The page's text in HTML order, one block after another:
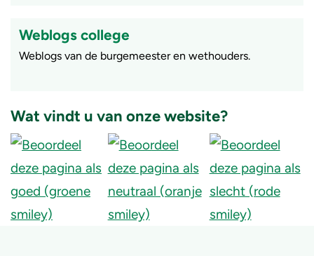
Weblogs college
Weblogs van de burgemeester en wethouders.
Wat vindt u van onze website?